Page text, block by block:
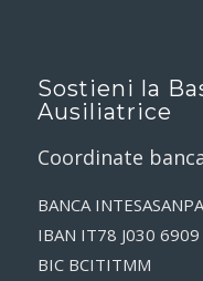
Sostieni la
Ausiliatrice
Coordinate
BANCA
IBAN IT78 J030
BIC BCITITMM